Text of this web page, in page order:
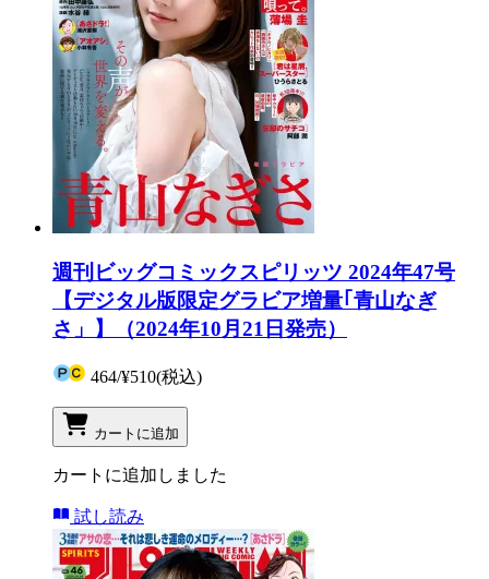
週刊ビッグコミックスピリッツ 2024年47号
【デジタル版限定グラビア増量｢青山なぎ
さ」】（2024年10月21日発売）
464/¥510(税込)
カートに追加
カートに追加しました
試し読み